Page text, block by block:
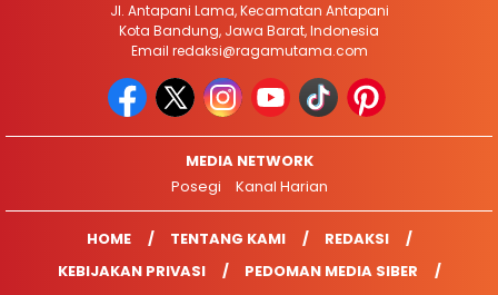
Jl. Antapani Lama, Kecamatan Antapani
Kota Bandung, Jawa Barat, Indonesia
Email redaksi@ragamutama.com
MEDIA NETWORK
Posegi
Kanal Harian
HOME TENTANG KAMI
REDAKSI
KEBIJAKAN PRIVASI
PEDOMAN MEDIA SIBER